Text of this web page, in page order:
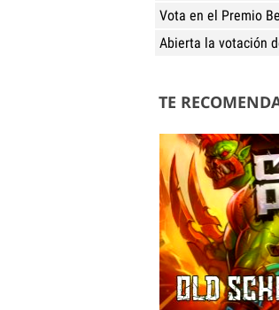
Vota en el Premio
Abierta la votación
TE